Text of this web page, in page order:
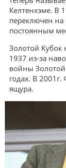
Келтенхэме. В
переключен на
постоянным
Золотой Кубок
1937 из-за
войны
годах. В
ящура.